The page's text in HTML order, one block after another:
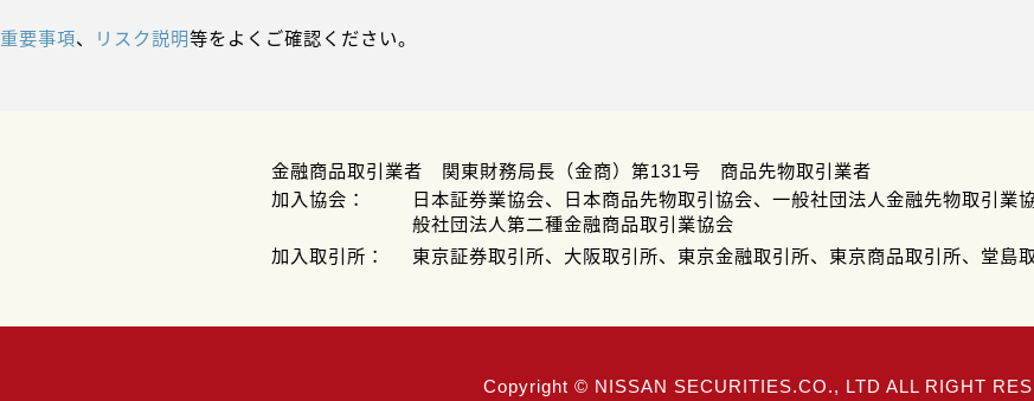
重要事項、 リスク説明等をよくご確認ください。
金融商品取引業者 関東財務局長（金商）第131号 商品先物取引業者
加入協会：
日本証券業協会、日本商品先物取引協会、一般社団法人金融先物取引業
般社団法人第二種金融商品取引業協会
加入取引所：
東京証券取引所、大阪取引所、東京金融取引所、東京商品取引所、堂島
Copyright © NISSAN SECURITIES.CO., LTD ALL RIGHT